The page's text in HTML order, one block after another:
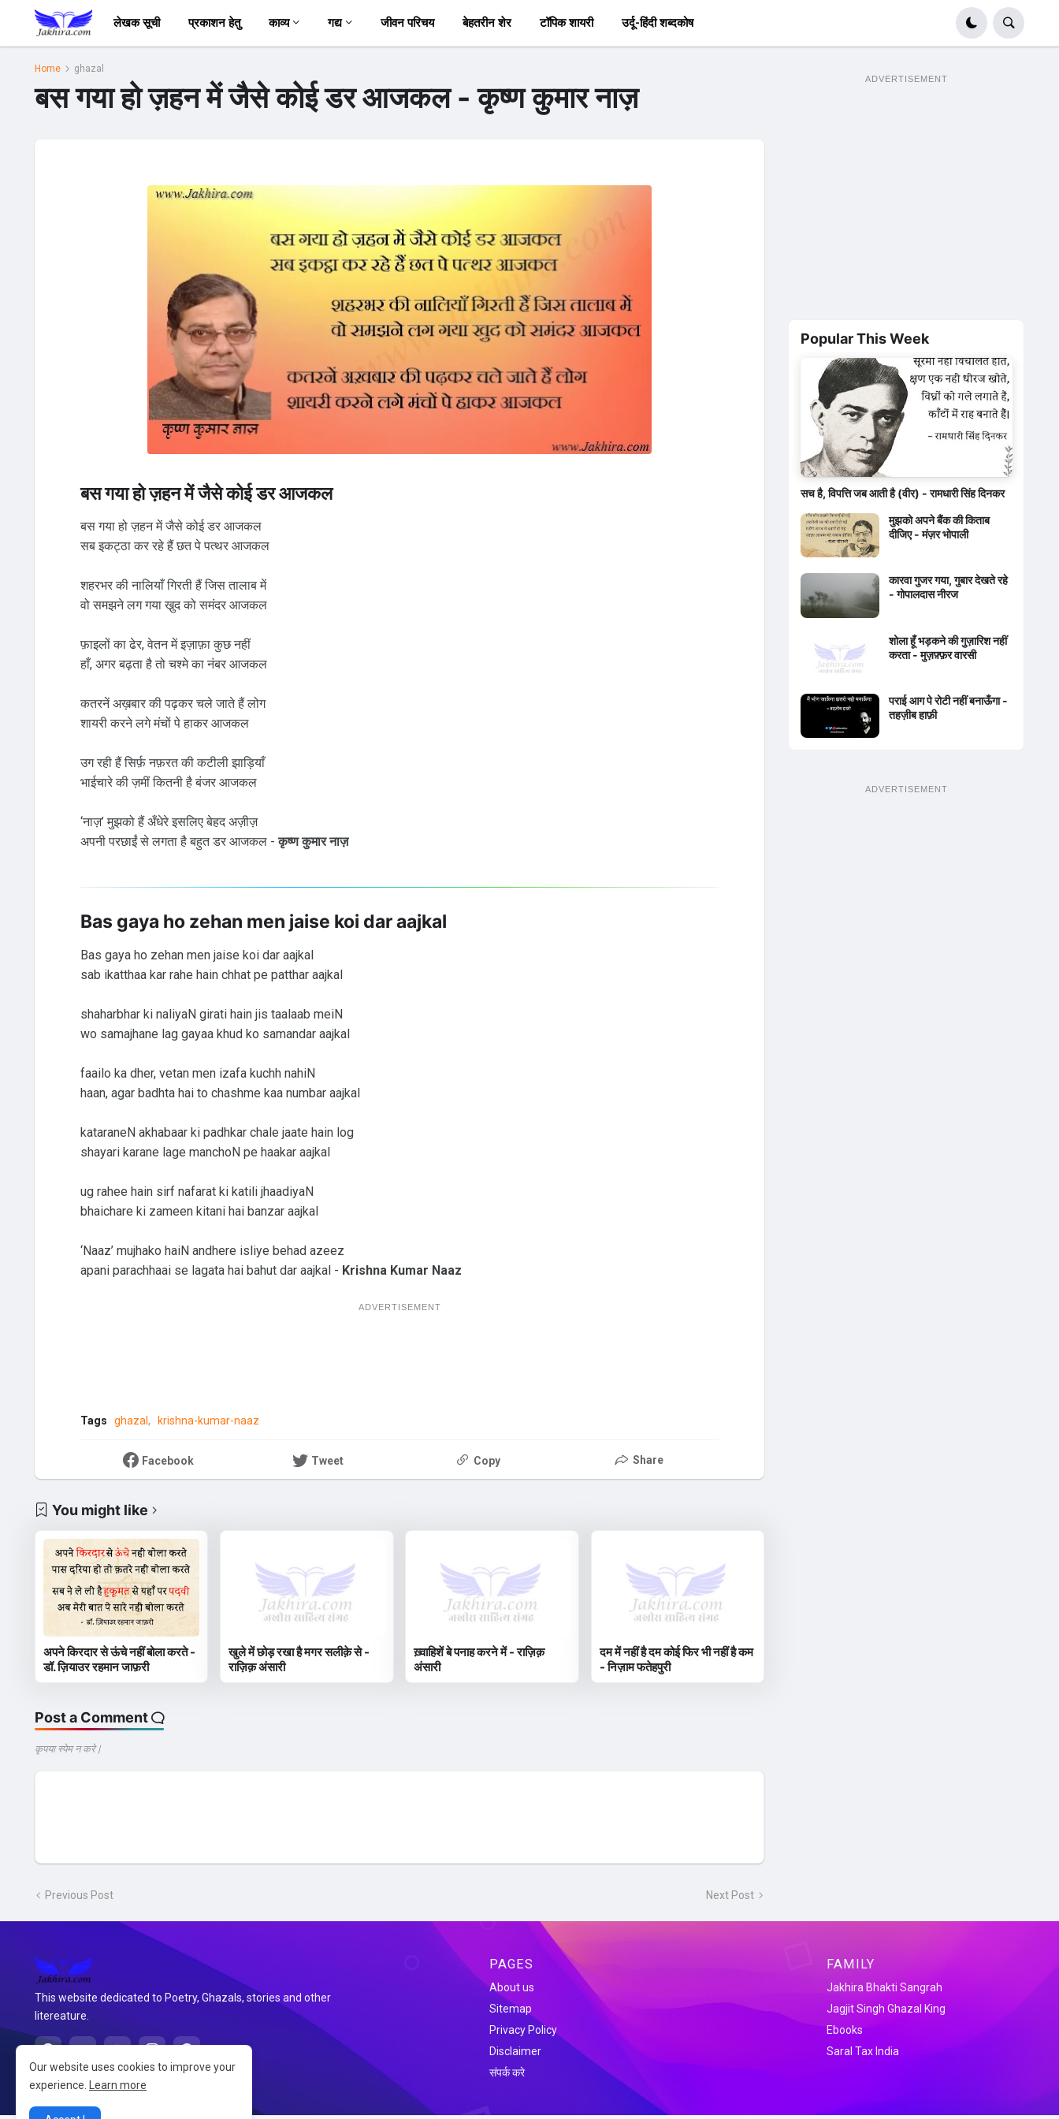
लेखक सूची प्रकाशन हेतु काव्य गद्य जीवन परिचय बेहतरीन शेर टॉपिक शायरी उर्दू-हिंदी शब्दकोष
Home ghazal
बस गया हो ज़हन में जैसे कोई डर आजकल - कृष्ण कुमार नाज़
बस गया हो ज़हन में जैसे कोई डर आजकल
बस गया हो ज़हन में जैसे कोई डर आजकल
सब इकट्ठा कर रहे हैं छत पे पत्थर आजकल
शहरभर की नालियाँ गिरती हैं जिस तालाब में
वो समझने लग गया खु़द को समंदर आजकल
फ़ाइलों का ढेर, वेतन में इज़ाफ़ा कुछ नहीं
हाँ, अगर बढ़ता है तो चश्मे का नंबर आजकल
कतरनें अख़बार की पढ़कर चले जाते हैं लोग
शायरी करने लगे मंचों पे हाकर आजकल
उग रही हैं सिर्फ़ नफ़रत की कटीली झाड़ियाँ
भाईचारे की ज़मीं कितनी है बंजर आजकल
‘नाज़’ मुझको हैं अँधेरे इसलिए बेहद अज़ीज़
अपनी परछाईं से लगता है बहुत डर आजकल -कृष्ण कुमार नाज़
Bas gaya ho zehan men jaise koi dar aajkal
Bas gaya ho zehan men jaise koi dar aajkal
sab ikatthaa kar rahe hain chhat pe patthar aajkal
shaharbhar ki naliyaN girati hain jis taalaab meiN
wo samajhane lag gayaa khud ko samandar aajkal
faailo ka dher, vetan men izafa kuchh nahiN
haan, agar badhta hai to chashme kaa numbar aajkal
kataraneN akhabaar ki padhkar chale jaate hain log
shayari karane lage manchoN pe haakar aajkal
ug rahee hain sirf nafarat ki katili jhaadiyaN
bhaichare ki zameen kitani hai banzar aajkal
‘Naaz’ mujhako haiN andhere isliye behad azeez
apani parachhaai se lagata hai bahut dar aajkal - Krishna Kumar Naaz
ADVERTISEMENT
Tags ghazal krishna-kumar-naaz
Facebook Tweet Copy Share
You might like
अपने किरदार से ऊंचे नहीं बोला करते -
डॉ. ज़ियाउर रहमान जाफ़री
खुले में छोड़ रखा है मगर सलीक़े से -
राज़िक़ अंसारी
ख़्वाहिशें बे पनाह करने में - राज़िक़
अंसारी
दम में नहीं है दम कोई फिर भी नहीं है कम
- निज़ाम फतेहपुरी
Post a Comment
कृपया स्पेम न करे |
Previous Post Next Post
ADVERTISEMENT
Popular This Week
सच है, विपत्ति जब आती है (वीर) - रामधारी सिंह दिनकर
मुझको अपने बैंक की किताब
दीजिए - मंज़र भोपाली
कारवा गुजर गया, गुबार देखते रहे
- गोपालदास नीरज
शोला हूँ भड़कने की गुज़ारिश नहीं
करता - मुज़फ़्फ़र वारसी
पराई आग पे रोटी नहीं बनाऊँगा -
तहज़ीब हाफ़ी
ADVERTISEMENT
This website dedicated to Poetry, Ghazals, stories and other
litereature.
PAGES
About us
Sitemap
Privacy Policy
Disclaimer
संपर्क करे
FAMILY
Jakhira Bhakti Sangrah
Jagjit Singh Ghazal King
Ebooks
Saral Tax India
Our website uses cookies to improve your
experience.
Learn more